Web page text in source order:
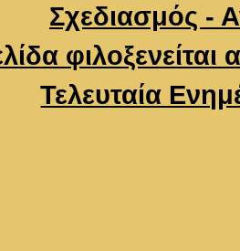
Σχεδιασμός -
Τελευταία